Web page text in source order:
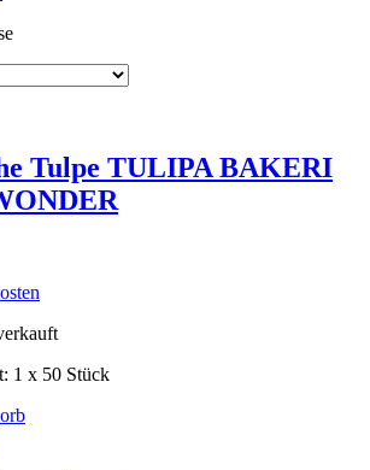
Tulpe TULIPA BAKERI
1 x 50 Stück